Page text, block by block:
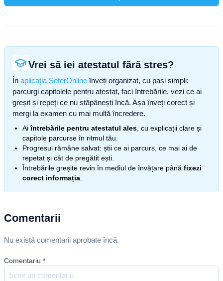
Vrei să iei atestatul fără stres?
În aplicația SoferOnline înveți organizat, cu pași simpli:
parcurgi capitolele pentru atestat, faci întrebările, vezi ce ai
greșit și repeți ce nu stăpânești încă. Așa înveți corect și
mergi la examen cu mai multă încredere.
Aiîntrebările pentru atestatul ales , cu explicații clare și
capitole parcurse în ritmul tău.
Progresul rămâne salvat: știi ce ai parcurs, ce mai ai de
repetat și cât de pregătit ești.
Întrebările greșite revin în mediul de învățare până fixezi
corect informația
Comentarii
Nu există comentarii aprobate încă.
Comentariu *